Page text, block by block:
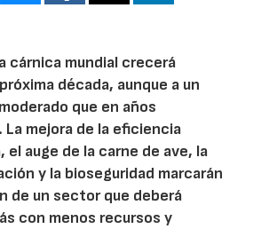
cárnica mundial crecerá
década, aunque a un
que en años
mejora de la eficiencia
el auge de la carne de ave, la
y la bioseguridad marcarán
de un sector que deberá
con menos recursos y